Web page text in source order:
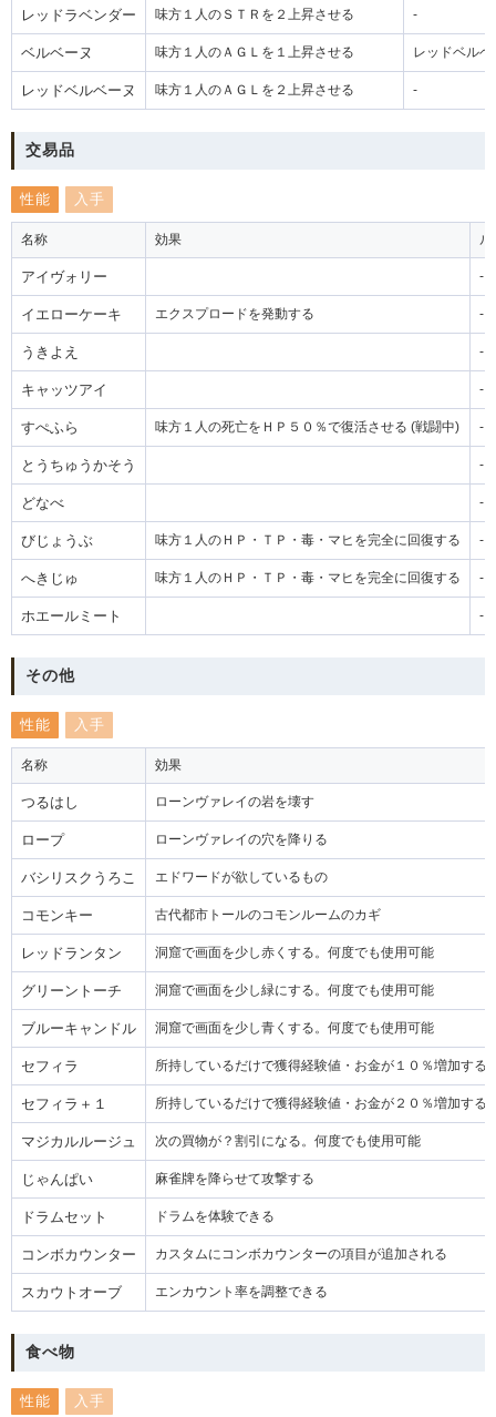
レッドラベンダー 味方１人のＳＴＲを２上昇させる -
ベルベーヌ 味方１人のＡＧＬを１上昇させる レッドベルベ
レッドベルベーヌ 味方１人のＡＧＬを２上昇させる -
交易品
性能 入手
名称 効果 ル
アイヴォリー -
イエローケーキ エクスプロードを発動する -
うきよえ -
キャッツアイ -
すぺふら 味方１人の死亡をＨＰ５０％で復活させる (戦闘中) -
とうちゅうかそう -
どなべ -
びじょうぶ 味方１人のＨＰ・ＴＰ・毒・マヒを完全に回復する -
へきじゅ 味方１人のＨＰ・ＴＰ・毒・マヒを完全に回復する -
ホエールミート -
その他
性能 入手
名称 効果
つるはし ローンヴァレイの岩を壊す
ロープ ローンヴァレイの穴を降りる
バシリスクうろこ エドワードが欲しているもの
コモンキー 古代都市トールのコモンルームのカギ
レッドランタン 洞窟で画面を少し赤くする。何度でも使用可能
グリーントーチ 洞窟で画面を少し緑にする。何度でも使用可能
ブルーキャンドル 洞窟で画面を少し青くする。何度でも使用可能
セフィラ 所持しているだけで獲得経験値・お金が１０％増加する
セフィラ＋１ 所持しているだけで獲得経験値・お金が２０％増加する
マジカルルージュ 次の買物が？割引になる。何度でも使用可能
じゃんぱい 麻雀牌を降らせて攻撃する
ドラムセット ドラムを体験できる
コンボカウンター カスタムにコンボカウンターの項目が追加される
スカウトオーブ エンカウント率を調整できる
食べ物
性能 入手